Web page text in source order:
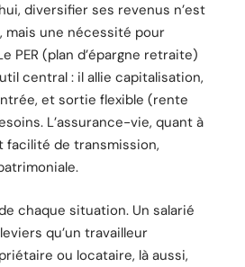
diversifier ses revenus n’est
mais une nécessité pour
PER (plan d’épargne retraite)
central : il allie capitalisation,
et sortie flexible (rente
L’assurance-vie, quant à
facilité de transmission,
chaque situation. Un salarié
qu’un travailleur
ou locataire, là aussi,